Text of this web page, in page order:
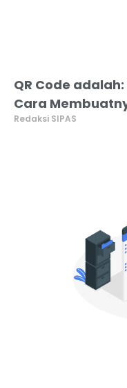
QR Code
Cara
Redaksi SIPAS